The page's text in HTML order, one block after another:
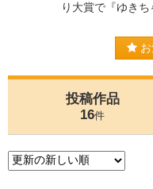
り大賞で『ゆき
お
投稿作品
16件